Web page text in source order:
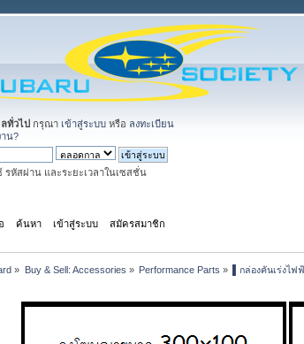
ทั่วไป กรุณา เข้าสู่ระบบ หรือ ลงทะเบียน
น?
รหัสผ่าน และระยะเวลาในเซสชั่น
ค้นหา เข้าสู่ระบบ สมัครสมาชิก
» Buy & Sell: Accessories » Performance Parts » ▌กล่องคันเร่งไฟ